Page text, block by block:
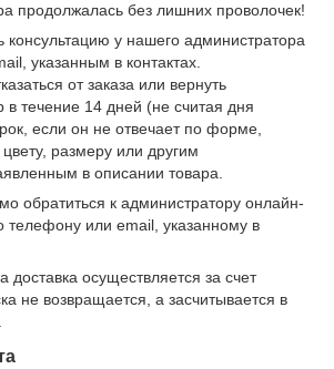
продолжалась без лишних проволочек!
консультацию у нашего администратора
указанным в контактах.
от заказа или вернуть
в течение 14 дней (не считая дня
если он не отвечает по форме,
размеру или другим
в описании товара.
обратиться к администратору онлайн-
телефону или email, указанному в
доставка осуществляется за счет
не возвращается, а засчитывается в